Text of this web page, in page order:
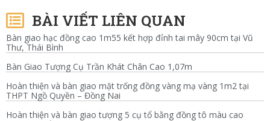
BÀI VIẾT LIÊN QUAN
Bàn giao hạc đồng cao 1m55 kết hợp đỉnh tai mây 90cm tại Vũ
Thư, Thái Bình
Bàn Giao Tượng Cụ Trần Khát Chân Cao 1,07m
Hoàn thiện và bàn giao mặt trống đồng vàng mạ vàng 1m2 tại
THPT Ngồ Quyền – Đồng Nai
Hoàn thiện và bàn giao tượng 5 cụ tổ bằng đồng tô màu cao